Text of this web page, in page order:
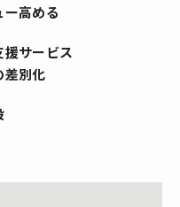
高める
サービス
別化